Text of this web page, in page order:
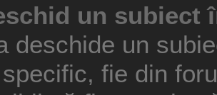
un subiect
deschide un
fie din